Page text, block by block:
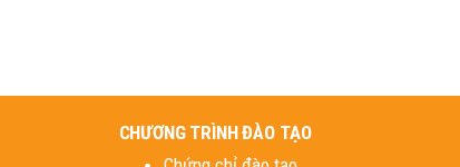
CHƯƠNG TRÌNH ĐÀO TẠO